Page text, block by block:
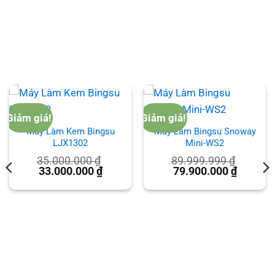
Giảm giá!
Máy Làm Kem Bingsu
LJX1302
35.000.000₫
Giá
là:
33.000.000 ₫Giá
hiện
tại
Giảm giá!
Máy Làm Bingsu Snoway
Mini-WS2
89.999.999₫
Giá
là:
79.900.000 ₫Giá
hiện
tại